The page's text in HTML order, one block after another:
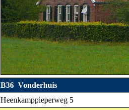
B36 Vonderhuis
Heenkamppieperweg 5